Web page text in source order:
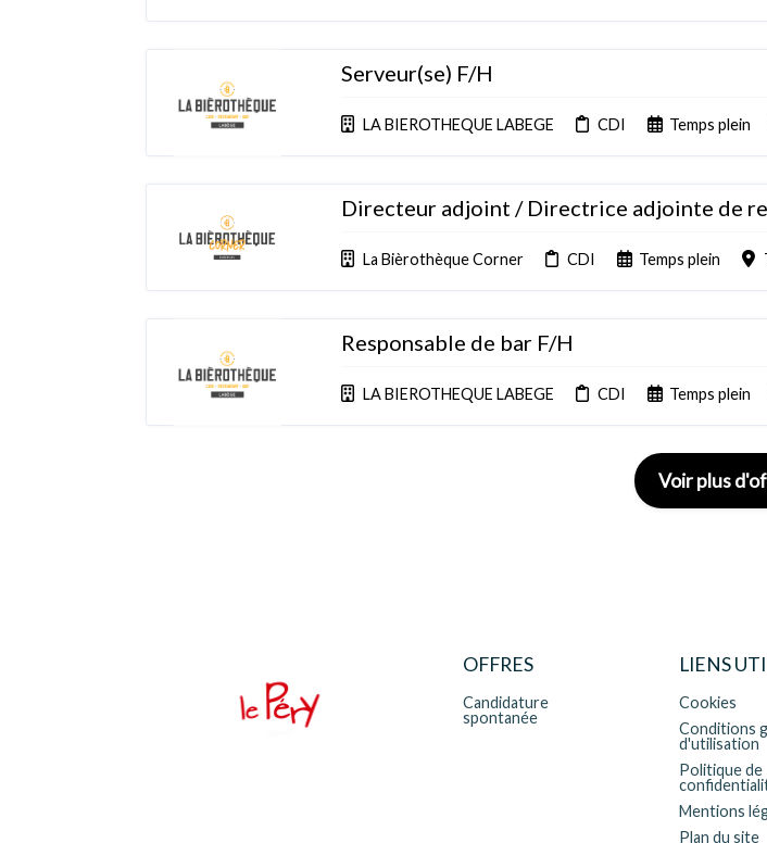
Serveur(se) F/H
LA BIEROTHEQUE LABEGE CDI Temps plein
Directeur adjoint / Directrice adjointe de
La Bièrothèque Corner CDI Temps plein
Responsable de bar F/H
LA BIEROTHEQUE LABEGE CDI Temps plein
Voir plus
OFFRES
Candidature
spontanée
LIENS
Cookies
Conditions
d'utilisation
Politique de
Mentions
Plan du site